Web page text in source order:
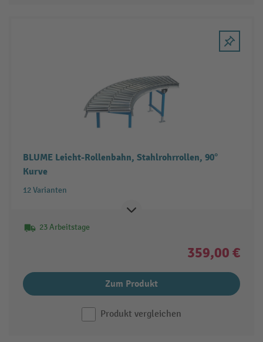
BLUME Leicht-Rollenbahn, Stahlrohrrollen, 90°
Kurve
12 Varianten
23 Arbeitstage
359,00 €
Zum Produkt
Produkt vergleichen